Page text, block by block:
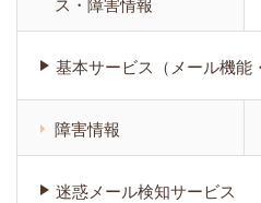
ス・障害情報
基本サービス（メール機能
障害情報
迷惑メール検知サービス